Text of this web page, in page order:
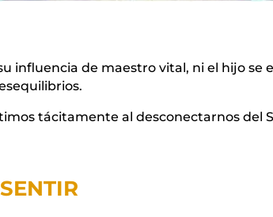
influencia de maestro vital, ni el hijo
tácitamente al desconectarnos del